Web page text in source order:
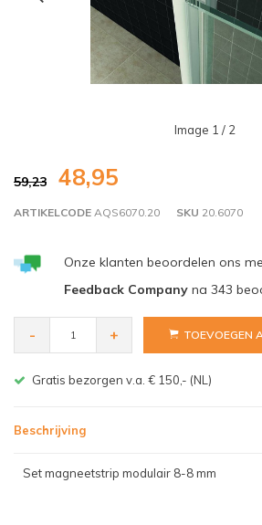
Image 1 / 2
59,23 48,95
ARTIKELCODE AQS6070.20 SKU 20.6070
Onze klanten beoordelen ons
Feedback Companyna 343
- + TOEVOEGEN
Gratis bezorgen v.a. € 150,- (NL)
Beschrijving
Set magneetstrip modulair 8-8 mm